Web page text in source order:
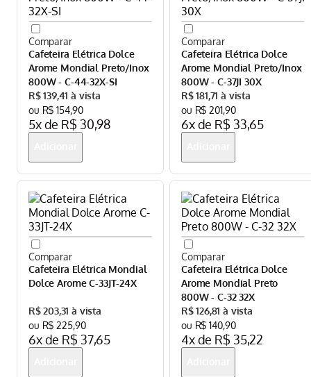
Cafeteira Elétrica Dolce
Arome Mondial Preto/Inox
800W - C-44-32X-SI
R$ 139,41
R$ 154,90
5x de R$ 30,98
Cafeteira Elétrica Dolce
Arome Mondial Preto/Inox
800W - C-37JI 30X
R$ 181,71
R$ 201,90
6x de R$ 33,65
Cafeteira Elétrica Mondial
Dolce Arome C-33JT-24X
R$ 203,31
R$ 225,90
6x de R$ 37,65
Cafeteira Elétrica Dolce
Arome Mondial Preto
800W - C-32 32X
R$ 126,81
R$ 140,90
4x de R$ 35,22